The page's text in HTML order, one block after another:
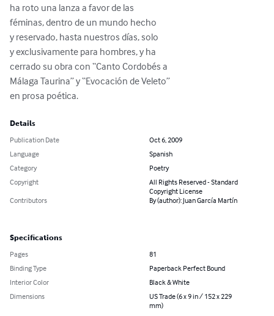
ha roto una lanza a favor de las
féminas, dentro de un mundo hecho
y reservado, hasta nuestros días, solo
y exclusivamente para hombres, y ha
cerrado su obra con “Canto Cordobés a
Málaga Taurina” y “Evocación de Veleto”
en prosa poética.
Details
Publication Date
Oct 6, 2009
Language
Spanish
Category
Poetry
Copyright
All Rights Reserved - Standard
Copyright License
Contributors
By (author): Juan García Martín
Specifications
Pages
81
Binding Type
Paperback Perfect Bound
Interior Color
Black & White
Dimensions
US Trade (6 x 9 in / 152 x 229
mm)